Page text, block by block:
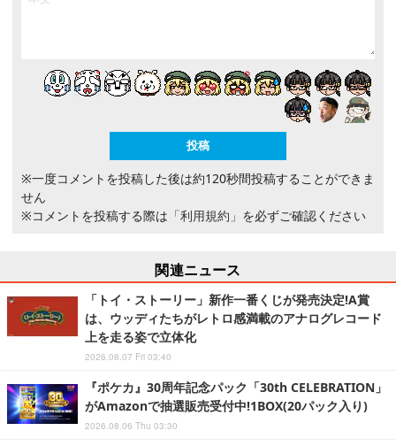
※一度コメントを投稿した後は約120秒間投稿することができま
せん
※コメントを投稿する際は 「利用規約」 を必ずご確認ください
関連ニュース
「トイ・ストーリー」新作一番くじが発売決定!A賞
は、ウッディたちがレトロ感満載のアナログレコード
上を走る姿で立体化
2026.08.07 Fri 03:40
『ポケカ』30周年記念パック「30th CELEBRATION」
がAmazonで抽選販売受付中!1BOX(20パック入り)
2026.08.06 Thu 03:30